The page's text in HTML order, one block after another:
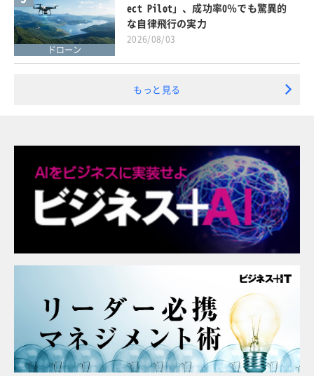
ドローン
ect Pilot」、成功率0％でも驚異的
な自律飛行の実力
2026/08/03
もっと見る